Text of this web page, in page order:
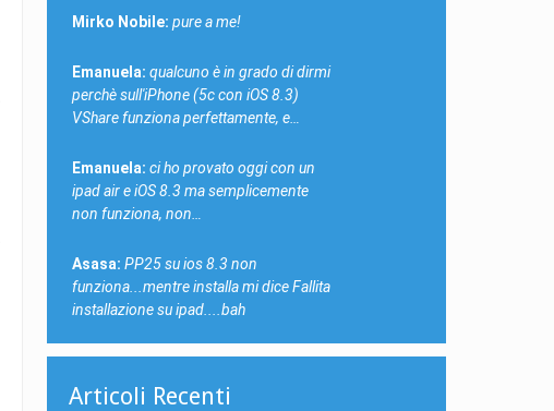
Mirko Nobile: pure a me!
Emanuela: qualcuno è in grado di dirmi
perchè sull'iPhone (5c con iOS 8.3)
VShare funziona perfettamente, e…
Emanuela: ci ho provato oggi con un
ipad air e iOS 8.3 ma semplicemente
non funziona, non…
Asasa: PP25 su ios 8.3 non
funziona...mentre installa mi dice Fallita
installazione su ipad....bah
Articoli Recenti